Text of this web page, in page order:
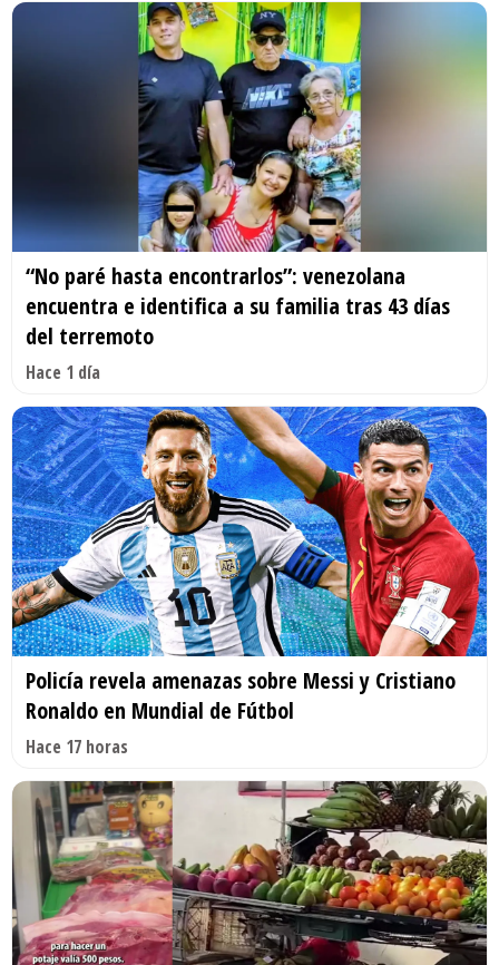
“No paré hasta encontrarlos”: venezolana
encuentra e identifica a su familia tras 43 días
del terremoto
Hace 1 día
Policía revela amenazas sobre Messi y Cristiano
Ronaldo en Mundial de Fútbol
Hace 17 horas